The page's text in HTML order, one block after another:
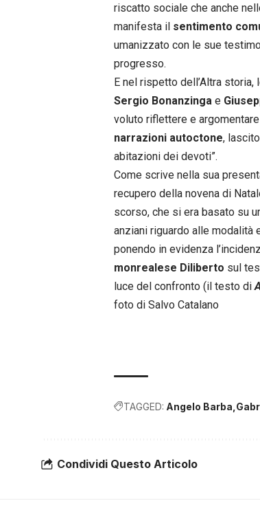
riscatto sociale che anche
manifesta il sentimento
umanizzato con le sue
progresso.
E nel rispetto dell’Altra
Sergio Bonanzinga e
voluto riflettere e
narrazioni autoctone,
abitazioni dei devoti”.
Come scrive nella sua
recupero della novena di
scorso, che si era basato su
anziani riguardo alle modalità
ponendo in evidenza
monrealese Diliberto sul
luce del confronto (il testo di
foto di Salvo Catalano
TAGGED: Angelo Barba
Condividi Questo Articolo